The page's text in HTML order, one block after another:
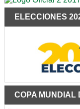
ELECCIONES
COPA MUNDIAL